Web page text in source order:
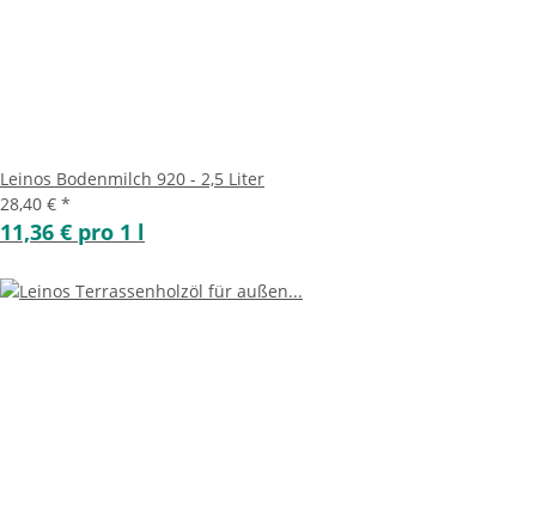
Leinos Bodenmilch 920 - 2,5 Liter
28,40 € *
11,36 € pro 1 l